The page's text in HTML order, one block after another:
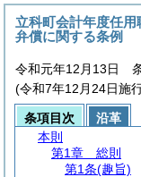
立科町会計年度任
弁償に関する条例
令和元年12月13日
(令和7年12月24日施
条項目次
沿革
本則
第1章
総則
第1条(趣旨)